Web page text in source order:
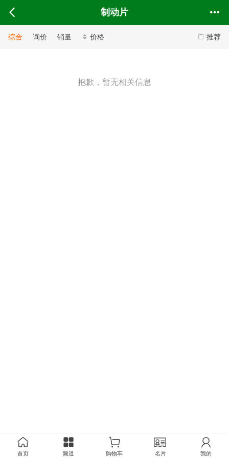
制动片
推荐
综合 询价 销量 价格
抱歉，暂无相关信息
首页 频道 购物车 名片 我的